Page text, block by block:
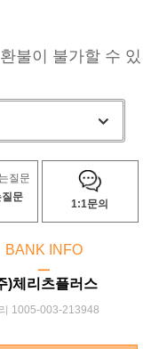
불이 불가할 수 있
문
1:1문의
BANK INFO
ㅡ
)체리츠플러스
1005-003-213948